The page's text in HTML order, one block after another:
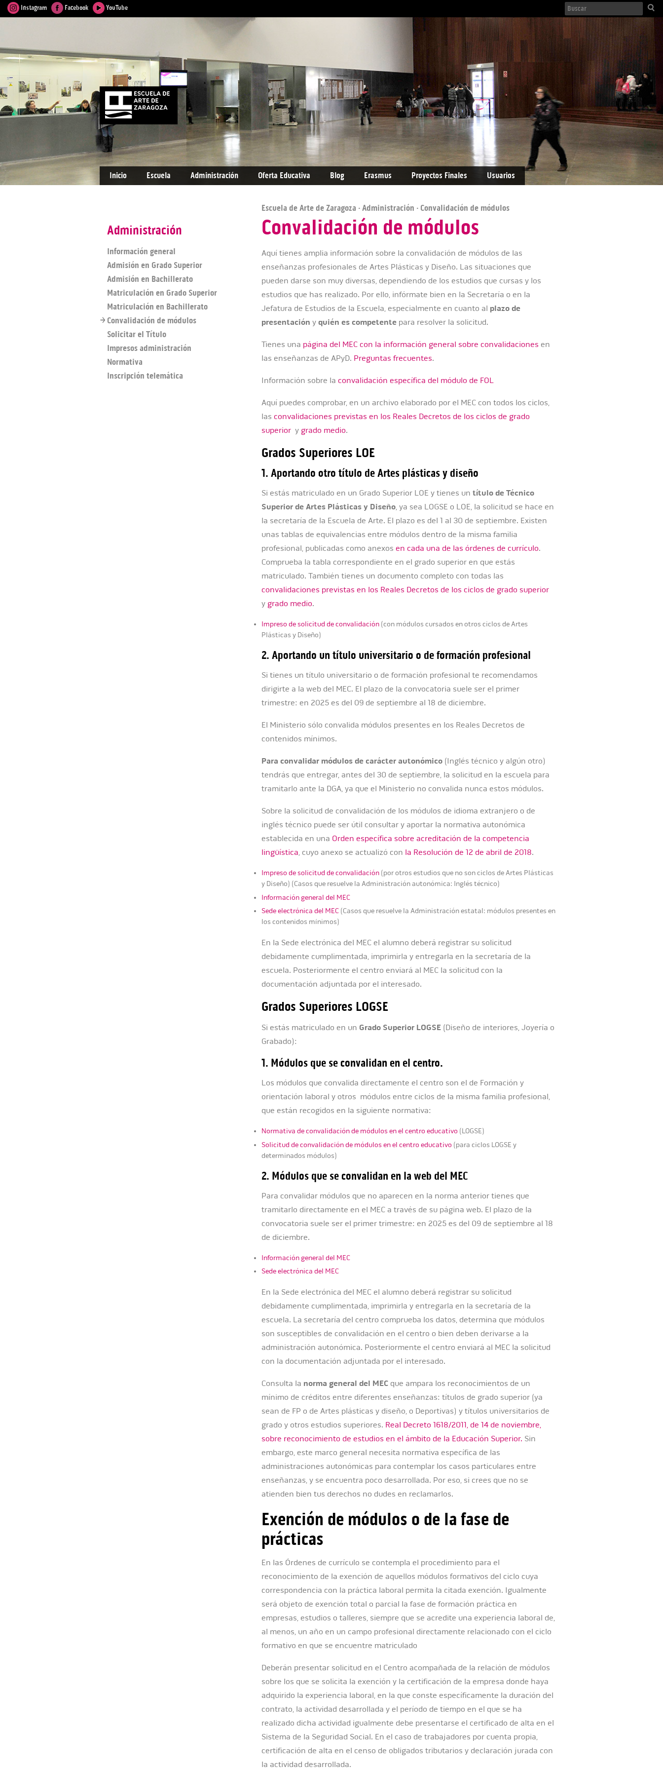
Instagram Facebook YouTube
Inicio Escuela Administración Oferta Educativa Blog Erasmus Proyectos Finales Usuarios
Escuela de Arte de Zaragoza ·Administración · Convalidación de módulos
Convalidación de módulos
Aquí tienes amplia información sobre la convalidación de módulos de las
enseñanzas profesionales de Artes Plásticas y Diseño. Las situaciones que
pueden darse son muy diversas, dependiendo de los estudios que cursas y los
estudios que has realizado. Por ello, infórmate bien en la Secretaría o en la
Jefatura de Estudios de la Escuela, especialmente en cuanto al plazo de
presentación yquién es competente para resolver la solicitud.
Tienes una página del MEC con la información general sobre convalidaciones en
las enseñanzas de APyD. Preguntas frecuentes.
Información sobre laconvalidación específica del módulo de FOL
Aquí puedes comprobar, en un archivo elaborado por el MEC con todos los ciclos,
lasconvalidaciones previstas en los Reales Decretos de los ciclos de grado
superior y grado medio.
Grados Superiores LOE
1. Aportando otro título de Artes plásticas y diseño
Si estás matriculado en un Grado Superior LOE y tienes untítulo de Técnico
Superior de Artes Plásticas y Diseño, ya sea LOGSE o LOE, la solicitud se hace en
la secretaría de la Escuela de Arte. El plazo es del 1 al 30 de septiembre. Existen
unas tablas de equivalencias entre módulos dentro de la misma familia
profesional, publicadas como anexosen cada una de las órdenes de currículo.
Comprueba la tabla correspondiente en el grado superior en que estás
matriculado. También tienes un documento completo con todas las
convalidaciones previstas en los Reales Decretos de los ciclos de grado superior
y grado medio.
Impreso de solicitud de convalidación (con módulos cursados en otros ciclos de Artes
Plásticas y Diseño)
2. Aportando un título universitario o de formación profesional
Si tienes un título universitario o de formación profesional te recomendamos
dirigirte a la web del MEC. El plazo de la convocatoria suele ser el primer
trimestre: en 2025 es del 09 de septiembre al 18 de diciembre.
El Ministerio sólo convalida módulos presentes en los Reales Decretos de
contenidos mínimos.
Para convalidar módulos de carácter autonómico (Inglés técnico y algún otro)
tendrás que entregar, antes del 30 de septiembre, la solicitud en la escuela para
tramitarlo ante la DGA, ya que el Ministerio no convalida nunca estos módulos.
Sobre la solicitud de convalidación de los módulos de idioma extranjero o de
inglés técnico puede ser útil consultar y aportar la normativa autonómica
establecida en una Orden específica sobre acreditación de la competencia
lingüística, cuyo anexo se actualizó con la Resolución de 12 de abril de 2018.
Impreso de solicitud de convalidación (por otros estudios que no son ciclos de Artes Plásticas
y Diseño) (Casos que resuelve la Administración autonómica: Inglés técnico)
Información general del MEC
Sede electrónica del MEC (Casos que resuelve la Administración estatal: módulos presentes en
los contenidos mínimos)
En la Sede electrónica del MEC el alumno deberá registrar su solicitud
debidamente cumplimentada, imprimirla y entregarla en la secretaría de la
escuela. Posteriormente el centro enviará al MEC la solicitud con la
documentación adjuntada por el interesado.
Grados Superiores LOGSE
Si estás matriculado en un Grado Superior LOGSE (Diseño de interiores, Joyería o
Grabado):
1. Módulos que se convalidan en el centro.
Los módulos que convalida directamente el centro son el de Formación y
orientación laboral y otros módulos entre ciclos de la misma familia profesional,
que están recogidos en la siguiente normativa:
Normativa de convalidación de módulos en el centro educativo (LOGSE)
Solicitud de convalidación de módulos en el centro educativo (para ciclos LOGSE y
determinados módulos)
2. Módulos que se convalidan en la web del MEC
Para convalidar módulos que no aparecen en la norma anterior tienes que
tramitarlo directamente en el MEC a través de su página web. El plazo de la
convocatoria suele ser el primer trimestre: en 2025 es del 09 de septiembre al 18
de diciembre.
Información general del MEC
Sede electrónica del MEC
En la Sede electrónica del MEC el alumno deberá registrar su solicitud
debidamente cumplimentada, imprimirla y entregarla en la secretaría de la
escuela. La secretaría del centro comprueba los datos, determina que módulos
son susceptibles de convalidación en el centro o bien deben derivarse a la
administración autonómica. Posteriormente el centro enviará al MEC la solicitud
con la documentación adjuntada por el interesado.
Consulta la norma general del MEC que ampara los reconocimientos de un
mínimo de créditos entre diferentes enseñanzas: títulos de grado superior (ya
sean de FP o de Artes plásticas y diseño, o Deportivas) y títulos universitarios de
grado y otros estudios superiores. Real Decreto 1618/2011, de 14 de noviembre,
sobre reconocimiento de estudios en el ámbito de la Educación Superior. Sin
embargo, este marco general necesita normativa específica de las
administraciones autonómicas para contemplar los casos particulares entre
enseñanzas, y se encuentra poco desarrollada. Por eso, si crees que no se
atienden bien tus derechos no dudes en reclamarlos.
Exención de módulos o de la fase de
prácticas
En las Órdenes de currículo se contempla el procedimiento para el
reconocimiento de la exención de aquellos módulos formativos del ciclo cuya
correspondencia con la práctica laboral permita la citada exención. Igualmente
será objeto de exención total o parcial la fase de formación práctica en
empresas, estudios o talleres, siempre que se acredite una experiencia laboral de,
al menos, un año en un campo profesional directamente relacionado con el ciclo
formativo en que se encuentre matriculado
Deberán presentar solicitud en el Centro acompañada de la relación de módulos
sobre los que se solicita la exención y la certificación de la empresa donde haya
adquirido la experiencia laboral, en la que conste específicamente la duración del
contrato, la actividad desarrollada y el período de tiempo en el que se ha
realizado dicha actividad igualmente debe presentarse el certificado de alta en el
Sistema de la Seguridad Social. En el caso de trabajadores por cuenta propia,
certificación de alta en el censo de obligados tributarios y declaración jurada con
la actividad desarrollada.
Administración
Información general
Admisión en Grado Superior
Admisión en Bachillerato
Matriculación en Grado Superior
Matriculación en Bachillerato
Convalidación de módulos
Solicitar el Título
Impresos administración
Normativa
Inscripción telemática